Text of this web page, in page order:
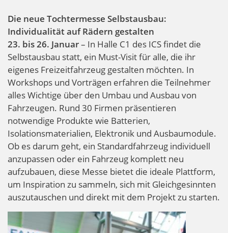
Die neue Tochtermesse Selbstausbau:
Individualität auf Rädern gestalten
23. bis 26. Januar– In Halle C1 des ICS findet die
Selbstausbau statt, ein Must-Visit für alle, die ihr
eigenes Freizeitfahrzeug gestalten möchten. In
Workshops und Vorträgen erfahren die Teilnehmer
alles Wichtige über den Umbau und Ausbau von
Fahrzeugen. Rund 30 Firmen präsentieren
notwendige Produkte wie Batterien,
Isolationsmaterialien, Elektronik und Ausbaumodule.
Ob es darum geht, ein Standardfahrzeug individuell
anzupassen oder ein Fahrzeug komplett neu
aufzubauen, diese Messe bietet die ideale Plattform,
um Inspiration zu sammeln, sich mit Gleichgesinnten
auszutauschen und direkt mit dem Projekt zu starten.